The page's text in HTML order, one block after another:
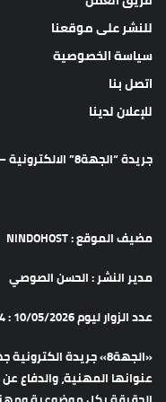
للنشر على موقعنا
سياسة الخصوصية
اتصل بنا
للإعلان لدينا
جريدة “الجهة8” الالكترونية –
مضيف الموقع : NINDOHOST
مدير النشر : الحسن الصوصي
عدد الزوار ليوم 10/05/2026 : 47984
«الجهة8» جريدة
عنوانها المهنية، والدفاع